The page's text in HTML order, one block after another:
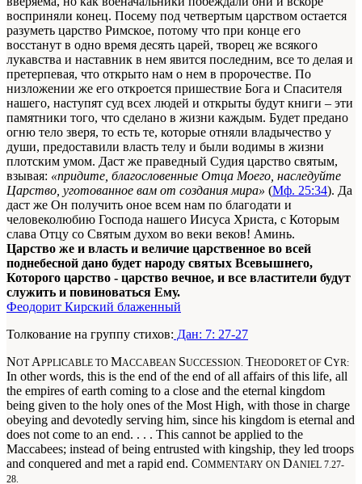
восприняли конец. Посему под четвертым царством остается
разуметь царство Римское, потому что при конце его
восстанут в одно время десять царей, творец же всякого
лукавства и наставник в нем явится последним, все то делая и
претерпевая, что открыто нам о нем в пророчестве. По
низложении же его откроется пришествие Бога и Спасителя
нашего, наступят суд всех людей и открыты будут книги – эти
памятники того, что сделано в жизни каждым. Будет предано
огню тело зверя, то есть те, которые отняли владычество у
души, предоставили власть телу и были водимы в жизни
плотским умом. Даст же праведный Судия царство святым,
взывая: «придите, благословенные Отца Моего, наследуйте
Царство, уготованное вам от создания мира» (Мф. 25:34). Да
даст же Он получить оное всем нам по благодати и
человеколюбию Господа нашего Иисуса Христа, с Которым
слава Отцу со Святым духом во веки веков! Аминь.
Царство же и власть и величие царственное во всей
поднебесной дано будет народу святых Всевышнего,
Которого царство - царство вечное, и все властители будут
служить и повиноваться Ему.
Феодорит Кирский блаженный
Толкование на группу стихов: Дан: 7: 27-27
NOT APPLICABLE TO MACCABEAN SUCCESSION. THEODORET OF CYR:
In other words, this is the end of the end of all affairs of this life, all
the empires of earth coming to a close and the eternal kingdom
being given to the holy ones of the Most High, with those in charge
obeying and devotedly serving him, since his kingdom is eternal and
does not come to an end. . . . This cannot be applied to the
Maccabees; instead of being entrusted with kingship, they led troops
and conquered and met a rapid end. COMMENTARY ON DANIEL 7.27-
28.